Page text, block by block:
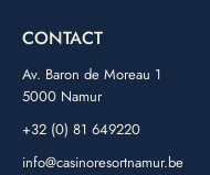
CONTACT
Av. Baron de Moreau 1
5000 Namur
+32 (0) 81 649220
info@casinoresortnamur.be